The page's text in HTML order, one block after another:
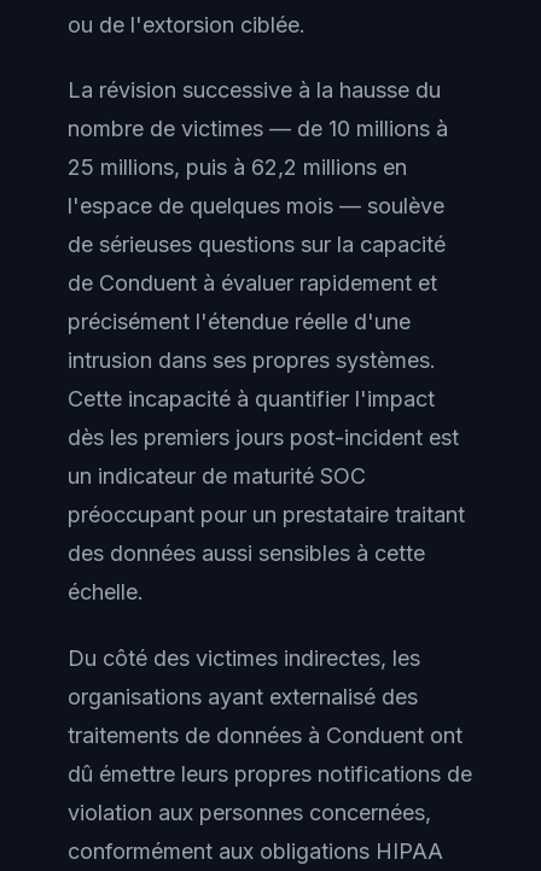
ou de l'extorsion ciblée.
La révision successive à la hausse du
nombre de victimes — de 10 millions à
25 millions, puis à 62,2 millions en
l'espace de quelques mois — soulève
de sérieuses questions sur la capacité
de Conduent à évaluer rapidement et
précisément l'étendue réelle d'une
intrusion dans ses propres systèmes.
Cette incapacité à quantifier l'impact
dès les premiers jours post-incident est
un indicateur de maturité SOC
préoccupant pour un prestataire traitant
des données aussi sensibles à cette
échelle.
Du côté des victimes indirectes, les
organisations ayant externalisé des
traitements de données à Conduent ont
dû émettre leurs propres notifications de
violation aux personnes concernées,
conformément aux obligations HIPAA